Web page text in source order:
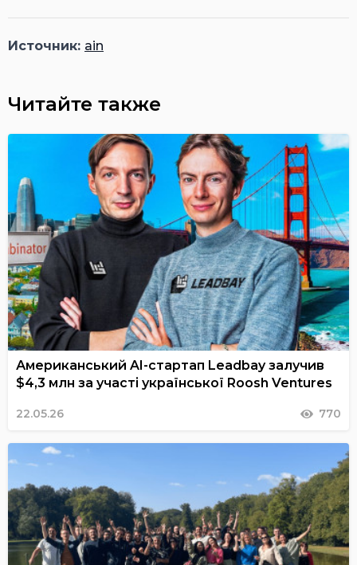
Источник: ain
Читайте также
Американський AI-стартап Leadbay залучив
$4,3 млн за участі української Roosh Ventures
22.05.26 770